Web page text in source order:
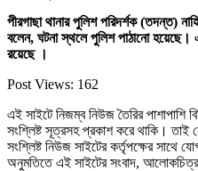
পীরগাছা থানার পুলিশ পরিদর্শক (তদন্ত)
বলেন, ঘটনা স্থলে পুলিশ পাঠানো
রয়েছে ।
Post Views: 162
এই সাইটে নিজম্ব নিউজ তৈরির পাশাপাশি
সংশ্লিষ্ট সূত্রসহ প্রকাশ করে থাকি।
সংশ্লিষ্ট নিউজ সাইটের কর্তৃপক্ষের সাথে
অনুমতিতে এই সাইটের সংবাদ,